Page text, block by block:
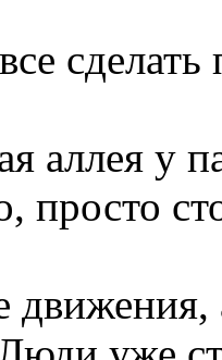
аллея у
просто